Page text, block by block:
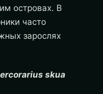
островах. В
часто
зарослях
skua